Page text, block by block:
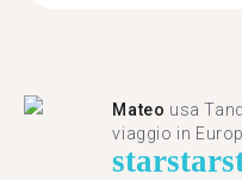
Mateo usa
viaggio in
starstar